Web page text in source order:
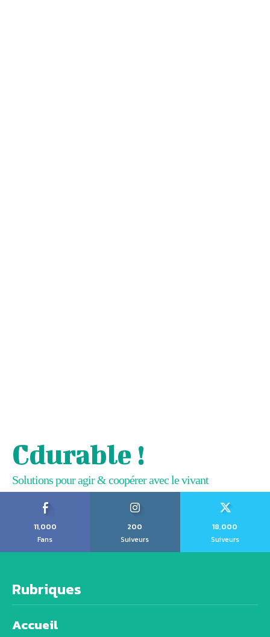
Cdurable !
Solutions pour agir & coopérer avec le vivant
11,000
Fans
200
Suiveurs
18,000
Suiveurs
Rubriques
Accueil